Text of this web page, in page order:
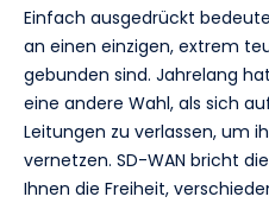
Einfach ausgedrückt
an einen einzigen, extrem
gebunden sind. Jahrelang
eine andere Wahl, als sich
Leitungen zu verlassen, um
vernetzen. SD-WAN bricht
Ihnen die Freiheit,